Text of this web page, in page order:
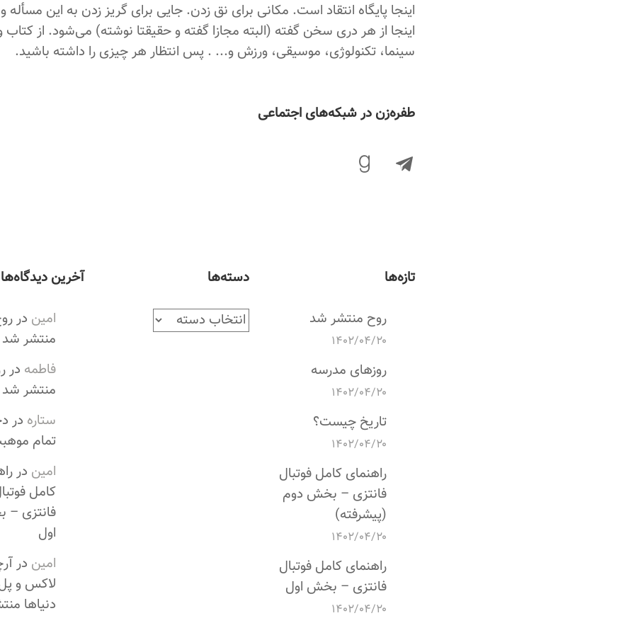
ن
و
ه‌
ه
ا
اینجا پایگاه انتقاد است. مکانی برای نق زدن. جایی برای گریز زدن به این
اینجا از هر دری سخن گفته (البته مجازا گفته و حقیقتا نوشته) می‌شود. از کتاب
سینما، تکنولوژی، موسیقی، ورزش و... . پس انتظار هر چیزی را داشته باشید.
‌طفره‌زن در شبکه‌های اجتماعی
تازه‌ها
روح منتشر شد
۱۴۰۲/۰۴/۲۰
روزهای مدرسه
۱۴۰۲/۰۴/۲۰
تاریخ چیست؟
۱۴۰۲/۰۴/۲۰
راهنمای کامل فوتبال
فانتزی – بخش دوم
(پیشرفته)
۱۴۰۲/۰۴/۲۰
راهنمای کامل فوتبال
فانتزی – بخش اول
۱۴۰۲/۰۴/۲۰
دسته‌ها
د
آخرین دیدگاه‌ها
امین در
منتشر شد
فاطمه در
منتشر شد
ستاره در
تمام
امین در
کامل
فانتزی
اول
امین در
لاکس و
دنیاها